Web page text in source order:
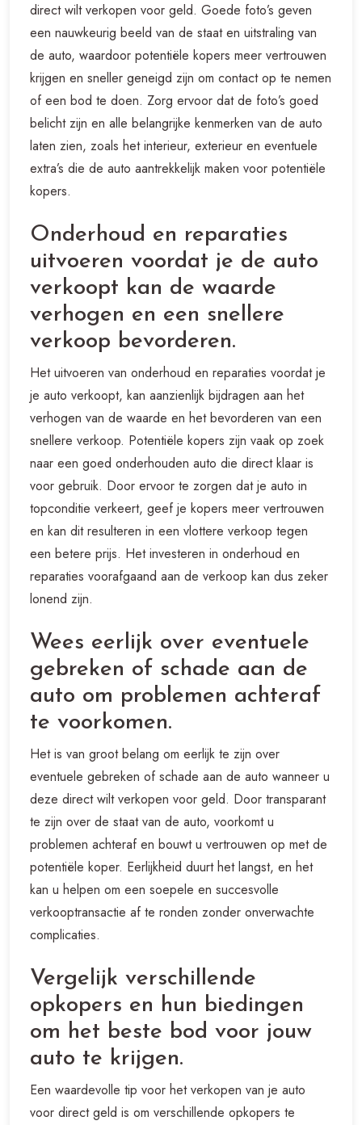
direct wilt verkopen voor geld. Goede foto’s geven
een nauwkeurig beeld van de staat en uitstraling van
de auto, waardoor potentiële kopers meer vertrouwen
krijgen en sneller geneigd zijn om contact op te nemen
of een bod te doen. Zorg ervoor dat de foto’s goed
belicht zijn en alle belangrijke kenmerken van de auto
laten zien, zoals het interieur, exterieur en eventuele
extra’s die de auto aantrekkelijk maken voor potentiële
kopers.
Onderhoud en reparaties
uitvoeren voordat je de auto
verkoopt kan de waarde
verhogen en een snellere
verkoop bevorderen.
Het uitvoeren van onderhoud en reparaties voordat je
je auto verkoopt, kan aanzienlijk bijdragen aan het
verhogen van de waarde en het bevorderen van een
snellere verkoop. Potentiële kopers zijn vaak op zoek
naar een goed onderhouden auto die direct klaar is
voor gebruik. Door ervoor te zorgen dat je auto in
topconditie verkeert, geef je kopers meer vertrouwen
en kan dit resulteren in een vlottere verkoop tegen
een betere prijs. Het investeren in onderhoud en
reparaties voorafgaand aan de verkoop kan dus zeker
lonend zijn.
Wees eerlijk over eventuele
gebreken of schade aan de
auto om problemen achteraf
te voorkomen.
Het is van groot belang om eerlijk te zijn over
eventuele gebreken of schade aan de auto wanneer u
deze direct wilt verkopen voor geld. Door transparant
te zijn over de staat van de auto, voorkomt u
problemen achteraf en bouwt u vertrouwen op met de
potentiële koper. Eerlijkheid duurt het langst, en het
kan u helpen om een soepele en succesvolle
verkooptransactie af te ronden zonder onverwachte
complicaties.
Vergelijk verschillende
opkopers en hun biedingen
om het beste bod voor jouw
auto te krijgen.
Een waardevolle tip voor het verkopen van je auto
voor direct geld is om verschillende opkopers te